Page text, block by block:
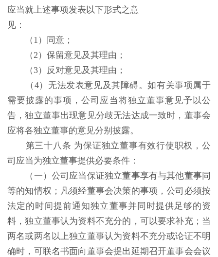
应当就上述事项发表以下形式之意
见：
（1）同意；
（2）保留意见及其理由；
（3）反对意见及其理由；
（4）无法发表意见及其障碍。如有关事项属于
需要披露的事项，公司应当将独立董事意见予以公
告，独立董事出现意见分歧无法达成一致时，董事会
应将各独立董事的意见分别披露。
第三十八条 为保证独立董事有效行使职权，公
司应当为独立董事提供必要条件：
（一）公司应当保证独立董事享有与其他董事同
等的知情权；凡须经董事会决策的事项，公司必须按
法定的时间提前通知独立董事并同时提供足够的资
料，独立董事认为资料不充分的，可以要求补充；当
两名或两名以上独立董事认为资料不充分或论证不明
确时，可联名书面向董事会提出延期召开董事会会议